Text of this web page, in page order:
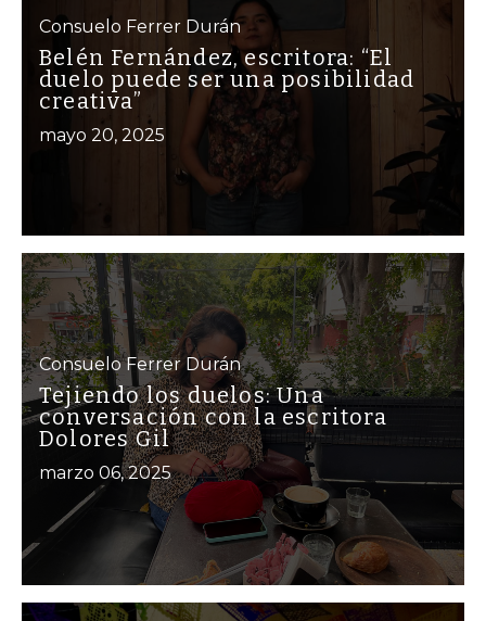
Consuelo Ferrer Durán
Belén Fernández, escritora: “El
duelo puede ser una posibilidad
creativa”
mayo 20, 2025
Consuelo Ferrer Durán
Tejiendo los duelos: Una
conversación con la escritora
Dolores Gil
marzo 06, 2025